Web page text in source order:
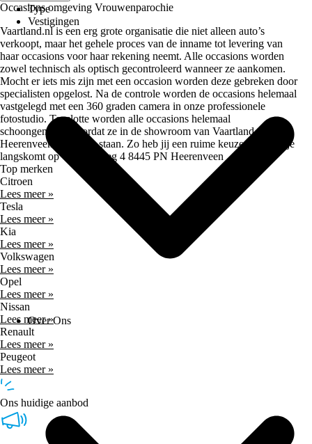
Type
Vestigingen
Over Ons
Occasions omgeving Vrouwenparochie
Vaartland.nl is een erg grote organisatie die niet alleen auto’s
verkoopt, maar het gehele proces van de inname tot levering van
haar occasions voor haar rekening neemt. Alle occasions worden
zowel technisch als optisch gecontroleerd wanneer ze aankomen.
Mocht er iets mis zijn met een occasion worden deze gebreken door
specialisten opgelost. Na de controle worden de occasions helemaal
vastgelegd met een 360 graden camera in onze professionele
fotostudio. Tenslotte worden alle occasions helemaal
schoongemaakt voordat ze in de showroom van Vaartland.nl
Heerenveen komen te staan. Zo heb jij een ruime keuze wanneer je
langskomt op Chroomweg 4 8445 PN Heerenveen
Top merken
Citroen
Lees meer »
Tesla
Lees meer »
Kia
Lees meer »
Volkswagen
Lees meer »
Opel
Lees meer »
Nissan
Lees meer »
Renault
Lees meer »
Peugeot
Lees meer »
Ons huidige aanbod